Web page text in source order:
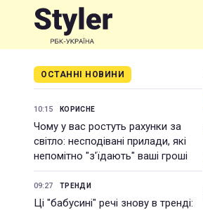
ОСТАННІ НОВИНИ
10:15 КОРИСНЕ
Чому у вас ростуть рахунки за
світло: несподівані прилади, які
непомітно "з'їдають" ваші гроші
09:27 ТРЕНДИ
Ці "бабусині" речі знову в тренді: